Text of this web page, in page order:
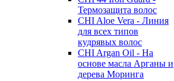
Термозащита волос
CHI Aloe Vera - Линия
для всех типов
кудрявых волос
CHI Argan Oil - На
основе масла Арганы и
дерева Моринга